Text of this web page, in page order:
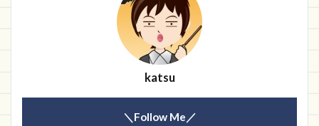
katsu
＼Follow Me／